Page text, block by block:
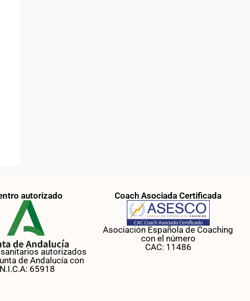
autorizado
autorizados
de Andalucía con
N.I.C.A: 65918
Coach Asociada Certificada
Asociación Española de Coaching
con el número
CAC: 11486